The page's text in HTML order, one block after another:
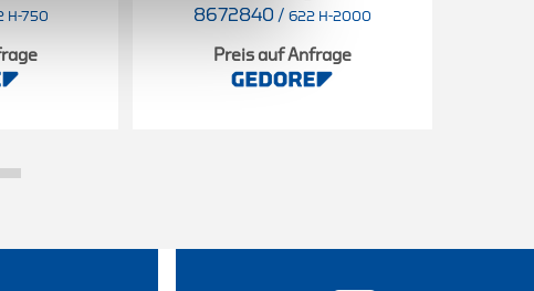
H-750
8672840 / 622 H-2000
Preis auf Anfrage